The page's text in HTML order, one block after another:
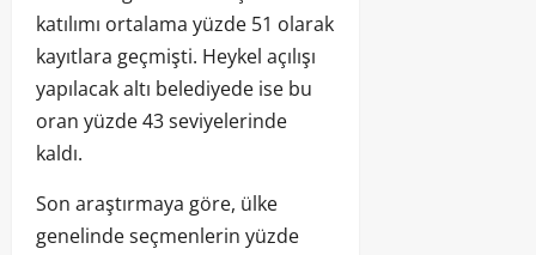
katılımı ortalama yüzde 51 olarak
kayıtlara geçmişti. Heykel açılışı
yapılacak altı belediyede ise bu
oran yüzde 43 seviyelerinde
kaldı.
Son araştırmaya göre, ülke
genelinde seçmenlerin yüzde